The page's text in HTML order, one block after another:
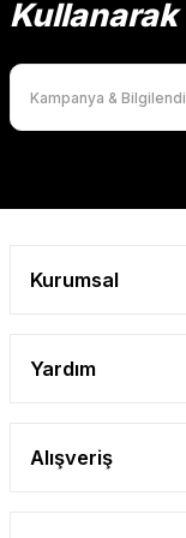
Ürün fiyatı diğer
Bu ürüne benzer
Kurumsal
Yardım
Alışveriş